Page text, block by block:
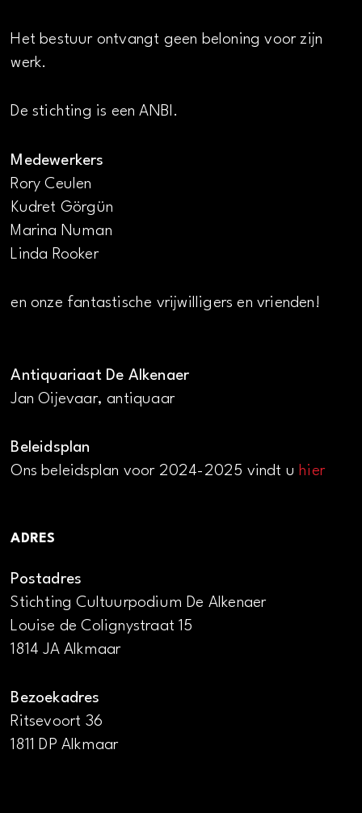
Het bestuur ontvangt geen beloning voor zijn
werk.
De stichting is een ANBI.
Medewerkers
Rory Ceulen
Kudret Görgün
Marina Numan
Linda Rooker
en onze fantastische vrijwilligers en vrienden!
Antiquariaat De Alkenaer
Jan Oijevaar, antiquaar
Beleidsplan
Ons beleidsplan voor 2024-2025 vindt uhier
ADRES
Postadres
Stichting Cultuurpodium De Alkenaer
Louise de Colignystraat 15
1814 JA Alkmaar
Bezoekadres
Ritsevoort 36
1811 DP Alkmaar